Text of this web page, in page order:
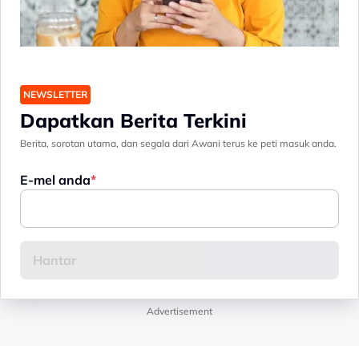
NEWSLETTER
Dapatkan Berita Terkini
Berita, sorotan utama, dan segala dari Awani terus ke peti masuk anda.
E-mel anda
Advertisement